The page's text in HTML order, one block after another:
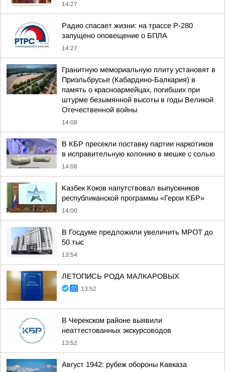
14:27
Радио спасает жизни: на трассе Р-280
запущено оповещение о БПЛА
14:27
Гранитную мемориальную плиту установят в
Приэльбрусье (Кабардино-Балкария) в
память о красноармейцах, погибших при
штурме безымянной высоты в годы Великой
Отечественной войны
14:08
В КБР пресекли поставку партии наркотиков
в исправительную колонию в мешке с солью
14:08
Казбек Коков напутствовал выпускников
республиканской программы «Герои КБР»
14:00
В Госдуме предложили увеличить МРОТ до
50 тыс
13:54
ЛЕТОПИСЬ РОДА МАЛКАРОВЫХ
13:52
В Черекском районе выявили
неаттестованных экскурсоводов
13:52
Август 1942: рубеж обороны Кавказа